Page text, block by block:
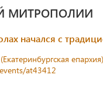
МИТРОПОЛИИ
начался с
епархия)
at43412